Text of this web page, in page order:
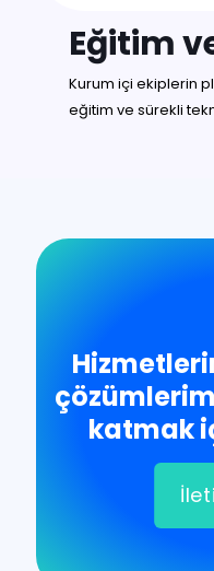
Eğitim
Kurum içi ekiplerin
eğitim ve sürekli
katmak